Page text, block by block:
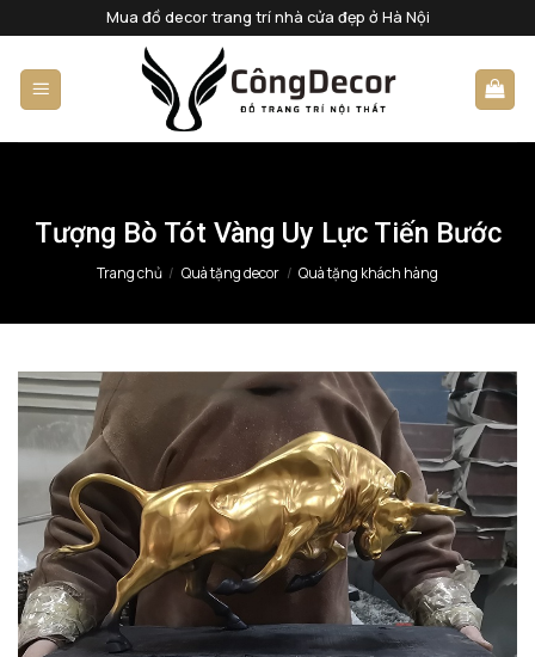
qua
nội
dung
Mua đồ decor trang trí nhà cửa đẹp ở Hà Nội
Tượng Bò Tót Vàng Uy Lực Tiến Bước
Trang chủ / Quà tặng decor / Quà tặng khách hàng